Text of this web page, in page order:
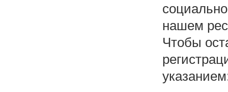
нашем
Чтобы